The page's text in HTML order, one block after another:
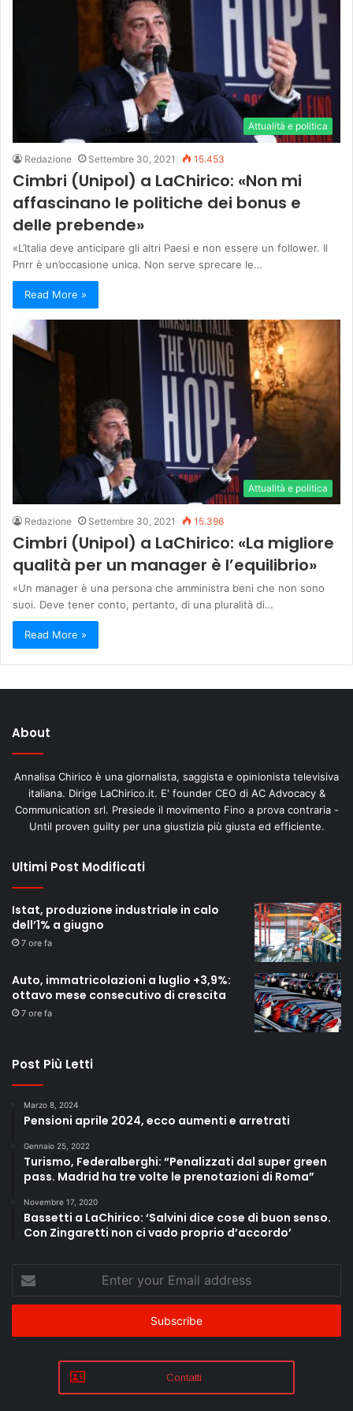
Attualità e politica
Redazione Settembre 30, 2021 15.453
Cimbri (Unipol) a LaChirico: «Non mi
affascinano le politiche dei bonus e
delle prebende»
«L’Italia deve anticipare gli altri Paesi e non essere un follower. Il
Pnrr è un’occasione unica. Non serve sprecare le…
Read More »
Attualità e politica
Redazione Settembre 30, 2021 15.396
Cimbri (Unipol) a LaChirico: «La migliore
qualità per un manager è l’equilibrio»
«Un manager è una persona che amministra beni che non sono
suoi. Deve tener conto, pertanto, di una pluralità di…
Read More »
About
Annalisa Chirico è una giornalista, saggista e opinionista televisiva
italiana. Dirige LaChirico.it. E' founder CEO di AC Advocacy &
Communication srl. Presiede il movimento Fino a prova contraria -
Until proven guilty per una giustizia più giusta ed efficiente.
Ultimi Post Modificati
Istat, produzione industriale in calo
dell’1% a giugno
7 ore fa
Auto, immatricolazioni a luglio +3,9%:
ottavo mese consecutivo di crescita
7 ore fa
Post Più Letti
Marzo 8, 2024
Pensioni aprile 2024, ecco aumenti e arretrati
Gennaio 25, 2022
Turismo, Federalberghi: “Penalizzati dal super green
pass. Madrid ha tre volte le prenotazioni di Roma”
Novembre 17, 2020
Bassetti a LaChirico: ‘Salvini dice cose di buon senso.
Con Zingaretti non ci vado proprio d’accordo’
your
Email
Contatti